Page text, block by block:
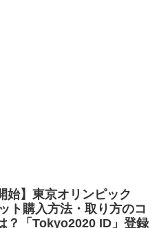
始】東京オリンピック
ト購入方法・取り方のコ
？「Tokyo2020 ID」登録